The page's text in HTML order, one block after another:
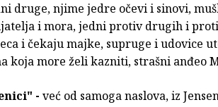
druge, njime jedre očevi i sinovi,
i mora, jedni protiv drugih i
i čekaju majke, supruge i udovice
koja more želi kazniti, strašni anđeo
- već od samoga naslova, iz